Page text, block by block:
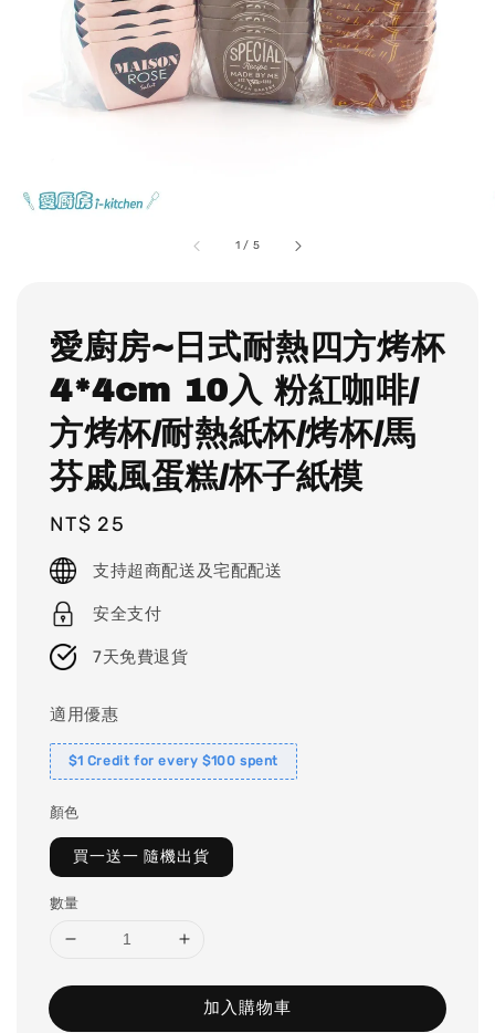
1 / 5
愛廚房~日式耐熱四方烤杯
4*4cm 10入 粉紅咖啡/
方烤杯/耐熱紙杯/烤杯/馬
芬戚風蛋糕/杯子紙模
Regular
price
NT$ 25
支持超商配送及宅配配送
安全支付
7天免費退貨
適用優惠
$1 Credit for every $100 spent
顏色
買一送一 隨機出貨
數量
加入購物車